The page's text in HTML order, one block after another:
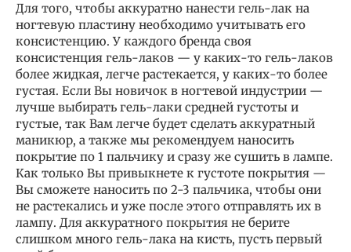
Для того, чтобы аккуратно нанести гель-лак на
ногтевую пластину необходимо учитывать его
консистенцию. У каждого бренда своя
консистенция гель-лаков — у каких-то гель-лаков
более жидкая, легче растекается, у каких-то более
густая. Если Вы новичок в ногтевой индустрии —
лучше выбирать гель-лаки средней густоты и
густые, так Вам легче будет сделать аккуратный
маникюр, а также мы рекомендуем наносить
покрытие по 1 пальчику и сразу же сушить в лампе.
Как только Вы привыкнете к густоте покрытия —
Вы сможете наносить по 2-3 пальчика, чтобы они
не растекались и уже после этого отправлять их в
лампу. Для аккуратного покрытия не берите
слишком много гель-лака на кисть, пусть первый